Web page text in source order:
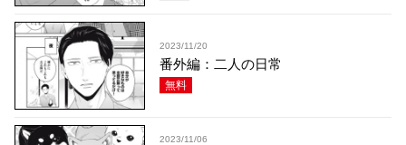
2023/11/20
番外編：二人の日常
無料
2023/11/06